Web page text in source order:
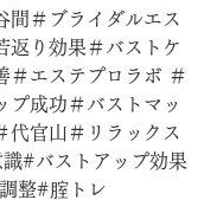
間＃ブライダルエス
返り効果＃バストケ
＃エステプロラボ ＃
プ成功＃バストマッ
代官山＃リラックス
#バストアップ効果
整#腟トレ